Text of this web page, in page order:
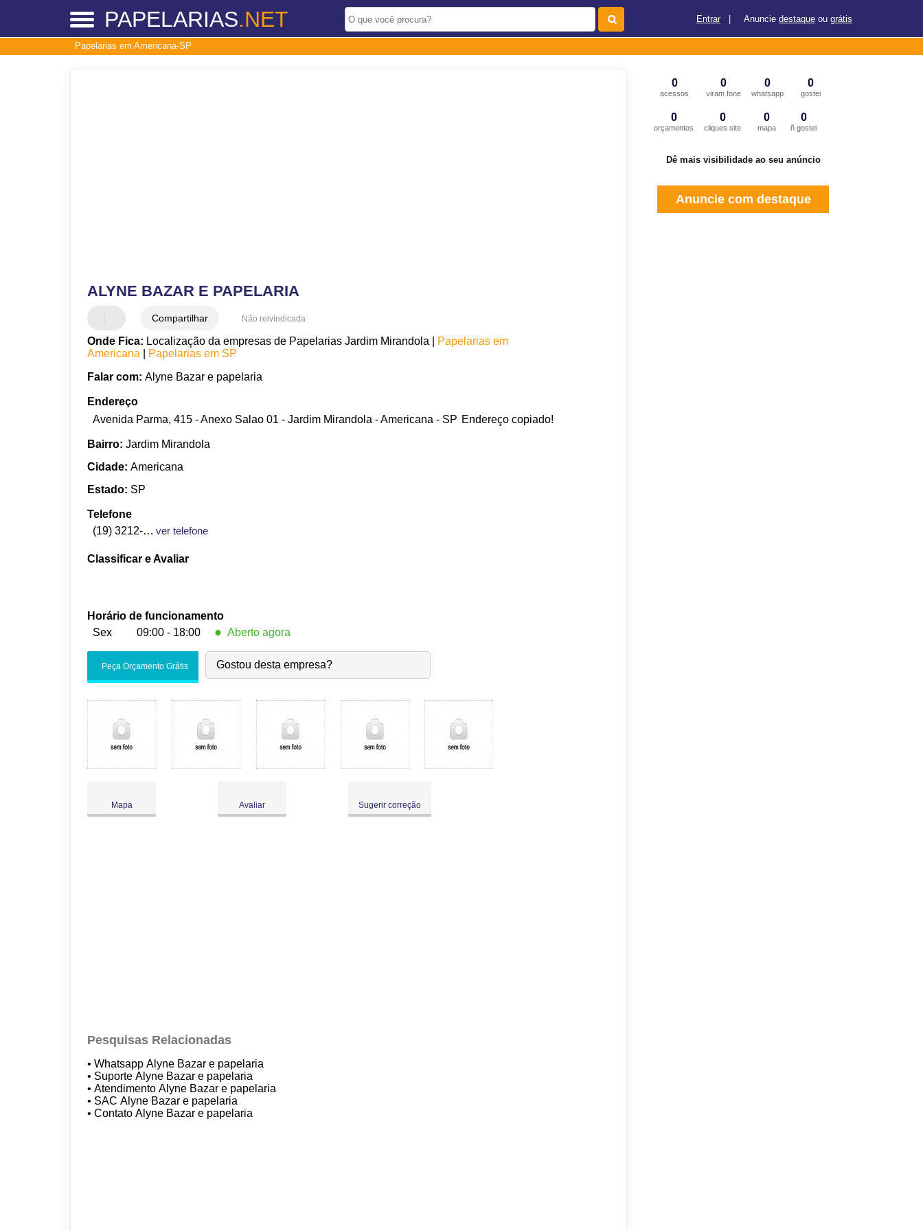
PAPELARIAS.NET Entrar Anuncie destaque ou grátis
Papelarias em Americana-SP
ALYNE BAZAR E PAPELARIA
Compartilhar Não reivindicada
Onde Fica: Localização da empresas de Papelarias Jardim Mirandola |
Papelarias em
Americana
Papelarias em SP
Falar com: Alyne Bazar e papelaria
Endereço
Avenida Parma, 415 - Anexo Salao 01 - Jardim Mirandola - Americana - SP Endereço copiado!
Bairro: Jardim Mirandola
Cidade: Americana
Estado: SP
Telefone
(19) 3212-0118
ver telefone
Classificar e Avaliar
Horário de funcionamento
Sex
09:00 - 18:00 ● Aberto agora
09:00 -
Sex:
- 18:00
Fecha às 18:00
Sáb:
Fechado
Fechado
Peça Orçamento Grátis Gostou desta empresa?
Mapa Avaliar Sugerir correção
Pesquisas Relacionadas
• Whatsapp Alyne Bazar e papelaria
• Suporte Alyne Bazar e papelaria
• Atendimento Alyne Bazar e papelaria
• SAC Alyne Bazar e papelaria
• Contato Alyne Bazar e papelaria
0
acessos
0
viram fone
0
whatsapp
0
gostei
0
orçamentos
0
cliques site
0
mapa
0
ñ gostei
Dê mais visibilidade ao seu anúncio
Anuncie com destaque